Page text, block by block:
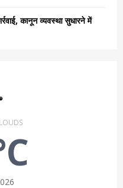
कानून व्यवस्था सुधारने में